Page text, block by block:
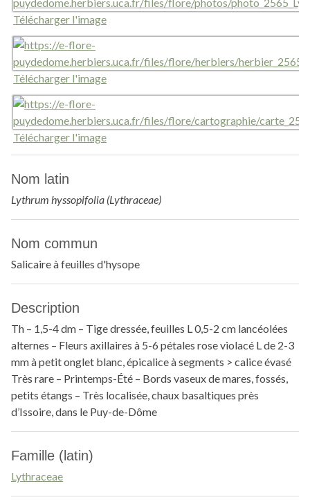
Télécharger l'image
Télécharger l'image
Télécharger l'image
Nom latin
Lythrum hyssopifolia (Lythraceae)
Nom commun
Salicaire à feuilles d'hysope
Description
Th – 1,5-4 dm – Tige dressée, feuilles L 0,5-2 cm lancéolées
alternes – Fleurs axillaires à 5-6 pétales rose violacé L de 2-3
mm à petit onglet blanc, épicalice à segments > calice évasé
Très rare – Printemps-Été – Bords vaseux de mares, fossés,
petits étangs – Très localisée, chaux basaltiques près
d’Issoire, dans le Puy-de-Dôme
Famille (latin)
Lythraceae